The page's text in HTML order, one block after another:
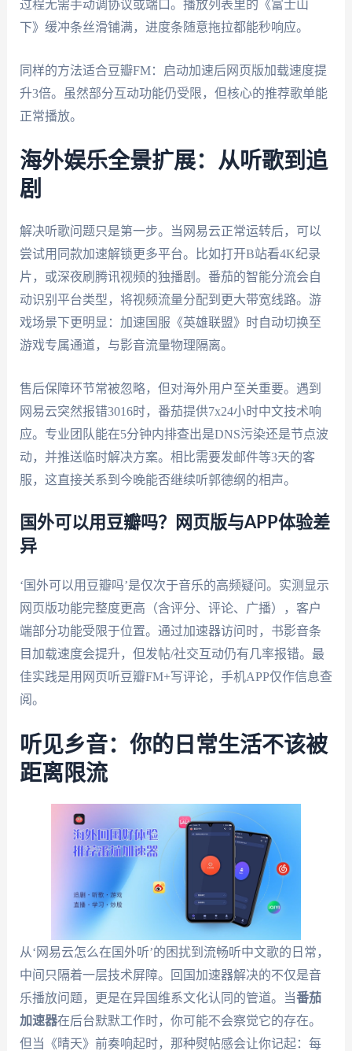
过程无需手动调协议或端口。播放列表里的《富士山
下》缓冲条丝滑铺满，进度条随意拖拉都能秒响应。
同样的方法适合豆瓣FM：启动加速后网页版加载速度提
升3倍。虽然部分互动功能仍受限，但核心的推荐歌单能
正常播放。
海外娱乐全景扩展：从听歌到追
剧
解决听歌问题只是第一步。当网易云正常运转后，可以
尝试用同款加速解锁更多平台。比如打开B站看4K纪录
片，或深夜刷腾讯视频的独播剧。番茄的智能分流会自
动识别平台类型，将视频流量分配到更大带宽线路。游
戏场景下更明显：加速国服《英雄联盟》时自动切换至
游戏专属通道，与影音流量物理隔离。
售后保障环节常被忽略，但对海外用户至关重要。遇到
网易云突然报错3016时，番茄提供7x24小时中文技术响
应。专业团队能在5分钟内排查出是DNS污染还是节点波
动，并推送临时解决方案。相比需要发邮件等3天的客
服，这直接关系到今晚能否继续听郭德纲的相声。
国外可以用豆瓣吗？网页版与APP体验差
异
‘国外可以用豆瓣吗’是仅次于音乐的高频疑问。实测显示
网页版功能完整度更高（含评分、评论、广播），客户
端部分功能受限于位置。通过加速器访问时，书影音条
目加载速度会提升，但发帖/社交互动仍有几率报错。最
佳实践是用网页听豆瓣FM+写评论，手机APP仅作信息查
阅。
听见乡音：你的日常生活不该被
距离限流
从‘网易云怎么在国外听’的困扰到流畅听中文歌的日常，
中间只隔着一层技术屏障。回国加速器解决的不仅是音
乐播放问题，更是在异国维系文化认同的管道。当番茄
加速器在后台默默工作时，你可能不会察觉它的存在。
但当《晴天》前奏响起时，那种熨帖感会让你记起：每